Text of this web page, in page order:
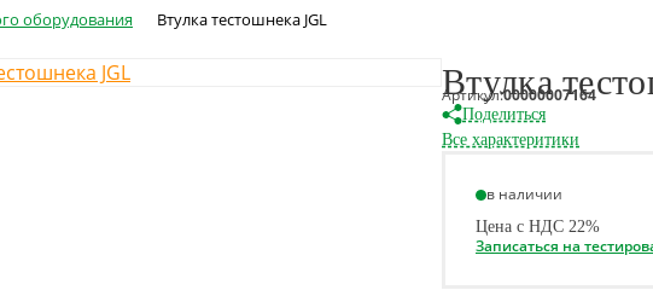
оборудования Втулка тестошнека JGL
Втулка
Артикул:00000007164
Поделиться
Все характеритики
в наличии
Цена с НДС 22%
Записаться на